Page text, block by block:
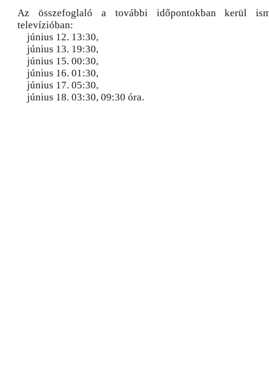
Az összefoglaló a további időpontokban kerül
televízióban:
június 12. 13:30,
június 13. 19:30,
június 15. 00:30,
június 16. 01:30,
június 17. 05:30,
június 18. 03:30, 09:30 óra.